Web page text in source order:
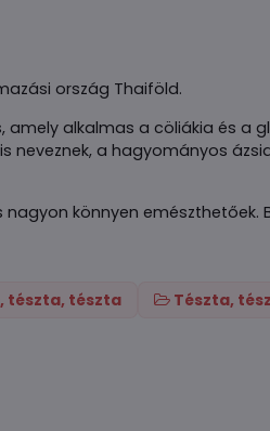
ország Thaiföld.
alkalmas a cöliákia és a
a hagyományos
könnyen
tészta, tészta Tészta,